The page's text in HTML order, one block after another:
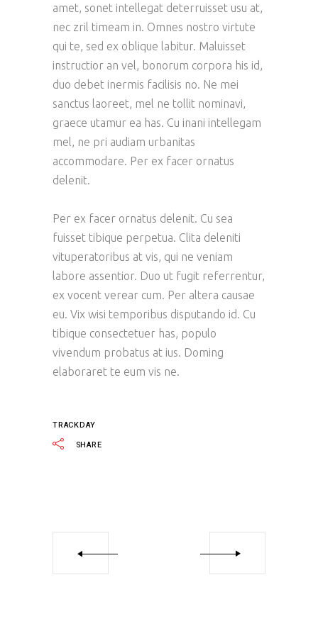
amet, sonet intellegat deterruisset usu at,
nec zril timeam in. Omnes nostro virtute
qui te, sed ex oblique labitur. Maluisset
instructior an vel, bonorum corpora his id,
duo debet inermis facilisis no. Ne mei
sanctus laoreet, mel ne tollit nominavi,
graece utamur ea has. Cu inani intellegam
mel, ne pri audiam urbanitas
accommodare. Per ex facer ornatus
delenit.
Per ex facer ornatus delenit. Cu sea
fuisset tibique perpetua. Clita deleniti
vituperatoribus at vis, qui ne veniam
labore assentior. Duo ut fugit referrentur,
ex vocent verear cum. Per altera causae
eu. Vix wisi temporibus disputando id. Cu
tibique consectetuer has, populo
vivendum probatus at ius. Doming
elaboraret te eum vis ne.
TRACKDAY
SHARE